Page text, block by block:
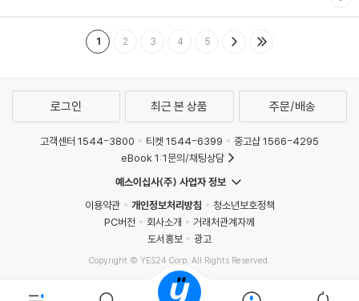
1 2 3 4 5
로그인 최근 본 상품 주문/배송
고객센터 1544-3800 티켓 1544-6399
중고샵 1566-4295
eBook 1:1문의/채팅상담
예스이십사(주) 사업자 정보
이용약관
개인정보처리방침
청소년보호정책
PC버전
회사소개
거래처관계자께
도서홍보
광고
Copyright © YES24 Corp. All Rights Reserved.